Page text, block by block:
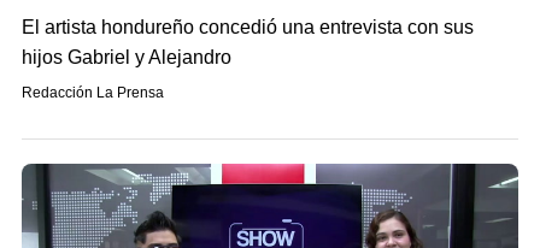
El artista hondureño concedió una entrevista con sus
hijos Gabriel y Alejandro
Redacción La Prensa